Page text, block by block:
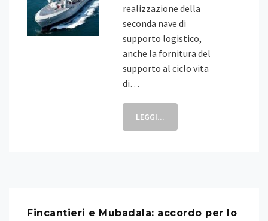
realizzazione della
seconda nave di
supporto logistico,
anche la fornitura del
supporto al ciclo vita
di…
LEGGI...
Fincantieri e Mubadala: accordo per lo